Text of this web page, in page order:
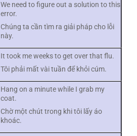
We need to figure out a solution to this
error.
Chúng ta cần tìm ra giải pháp cho lỗi
này.
It took me weeks to get over that flu.
Tôi phải mất vài tuần để khỏi cúm.
Hang on a minute while I grab my
coat.
Chờ một chút trong khi tôi lấy áo
khoác.